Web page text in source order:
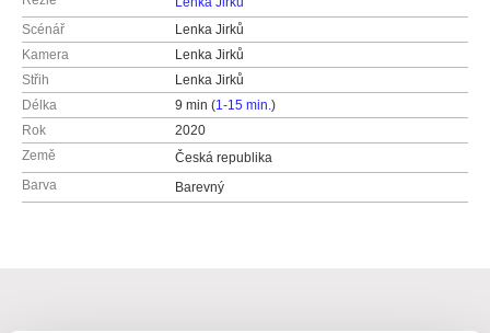
Scénář
Lenka Jirků
Kamera
Lenka Jirků
Střih
Lenka Jirků
Délka
9 min (1-15 min.)
Rok
2020
Země
Česká republika
Barva
Barevný